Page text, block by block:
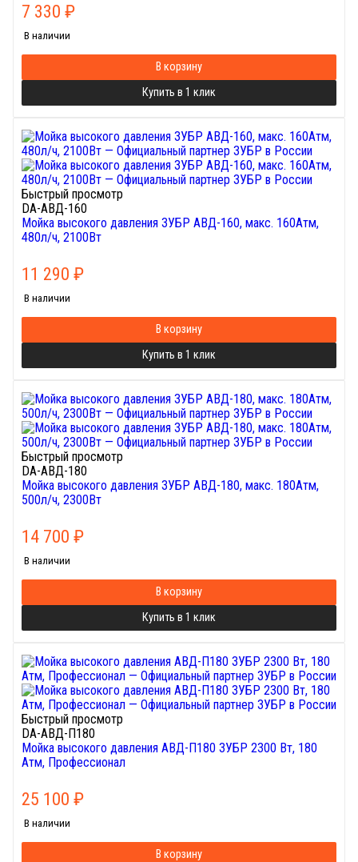
7 330 ₽
В наличии
В корзину
Купить в 1 клик
Быстрый просмотр
DA-АВД-160
Мойка высокого давления ЗУБР АВД-160, макс. 160Атм,
480л/ч, 2100Вт
11 290 ₽
В наличии
В корзину
Купить в 1 клик
Быстрый просмотр
DA-АВД-180
Мойка высокого давления ЗУБР АВД-180, макс. 180Атм,
500л/ч, 2300Вт
14 700 ₽
В наличии
В корзину
Купить в 1 клик
Быстрый просмотр
DA-АВД-П180
Мойка высокого давления АВД-П180 ЗУБР 2300 Вт, 180
Атм, Профессионал
25 100 ₽
В наличии
В корзину